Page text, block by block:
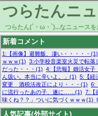
つらたんニ
つらたん(´・ω・`)...なニュース
新着コメント
1:【画像】避難飯、凄い・・・・・(1)
ｗｗｗ(1) 3:小学校音楽室火災で転落
だった・・・(1) 4:【悲報】婚活女子
ん扱い。本当に辛いよ。」(1) 5:【経
変更 酒税法改正により・・・(1) 6:
に流行ったあの子、遂に……(1) 7:【
味くね？？」ついに気づくｗｗｗ(1)
る・・・(1) 9:欧州委員長「原発縮小
人気記事(外部サイト)